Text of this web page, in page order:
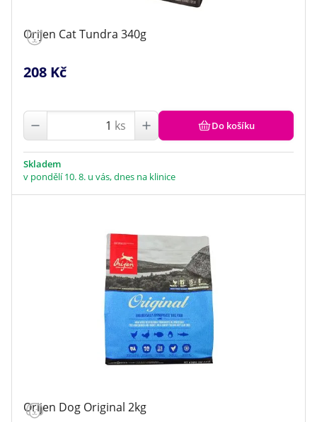
Orijen Cat Tundra 340g
208 Kč
ks Do košíku
Skladem
v pondělí 10. 8. u vás, dnes na klinice
Orijen Dog Original 2kg